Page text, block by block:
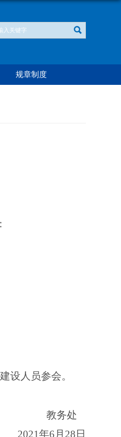
规章制度
设人员参会。
教务处
年6月28日